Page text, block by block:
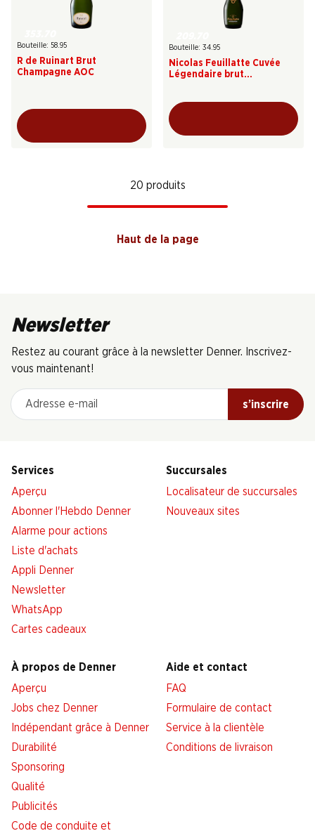
Bouteille: 58.95
R de Ruinart Brut
Champagne AOC
Bouteille: 34.95
Nicolas Feuillatte Cuvée
Légendaire brut
20 produits
Haut de la page
Newsletter
Restez au courant grâce à la newsletter Denner. Inscrivez-
vous maintenant!
Adresse e-mail
s’inscrire
Services
Aperçu
Abonner l'Hebdo Denner
Alarme pour actions
Liste d'achats
Appli Denner
Newsletter
WhatsApp
Cartes cadeaux
Succursales
Localisateur de succursales
Nouveaux sites
À propos de Denner
Aperçu
Jobs chez Denner
Indépendant grâce à Denner
Durabilité
Sponsoring
Qualité
Publicités
Code de conduite et
Aide et contact
FAQ
Formulaire de contact
Service à la clientèle
Conditions de livraison